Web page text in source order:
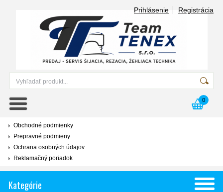
Prihlásenie Registrácia
0
Obchodné podmienky
Prepravné podmieny
Ochrana osobných údajov
Reklamačný poriadok
Kategórie